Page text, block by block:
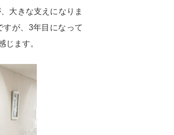
大きな支えになりま
すが、3年目になって
じます。